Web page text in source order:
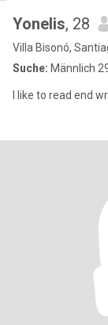
Yonelis, 28
Villa Bisonó,
Suche: Männlich
I like to read end